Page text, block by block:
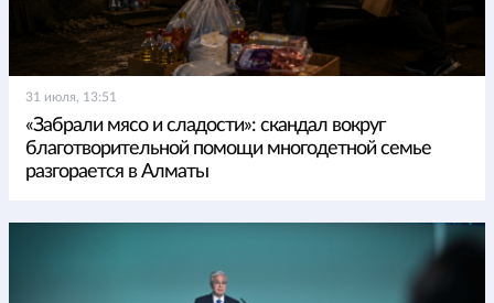
31 июля, 13:51
«Забрали мясо и сладости»: скандал вокруг
благотворительной помощи многодетной семье
разгорается в Алматы